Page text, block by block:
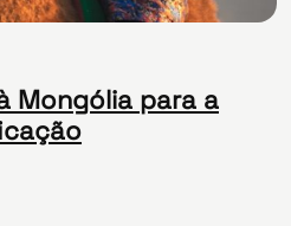
Mongólia para a